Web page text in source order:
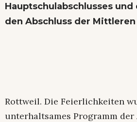
Hauptschulabschlusses und
den Abschluss der
Rottweil. Die Feierlichkeiten
unterhaltsames Programm der